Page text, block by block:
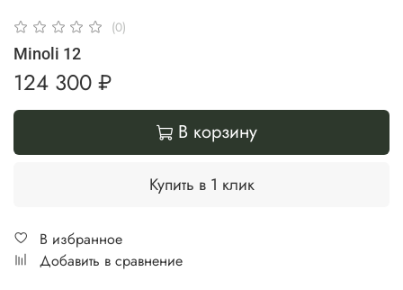
(0)
Minoli 12
124 300 ₽
В корзину
Купить в 1 клик
В избранное
Добавить в сравнение